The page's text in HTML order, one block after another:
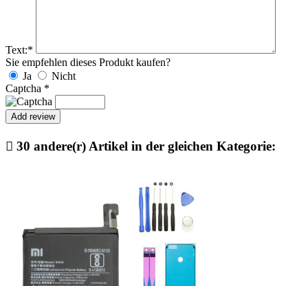
Text:*
Sie empfehlen dieses Produkt kaufen?
Ja
Nicht
Captcha *
 30 andere(r) Artikel in der gleichen Kategorie: